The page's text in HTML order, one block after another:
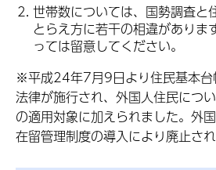
世帯数については、国勢調査と
とらえ方に若干の相違がありま
っては留意してください。
※平成24年7月9日より住民基本台
法律が施行され、外国人住民につ
の適用対象に加えられました。外
在留管理制度の導入により廃止され